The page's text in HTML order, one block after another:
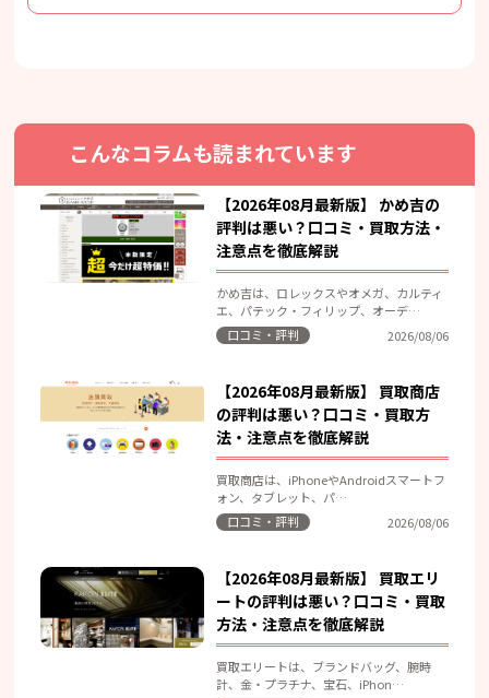
こんなコラムも読まれています
【2026年08月最新版】 かめ吉の
評判は悪い？口コミ・買取方法・
注意点を徹底解説
かめ吉は、ロレックスやオメガ、カルティ
エ、パテック・フィリップ、オーデ…
2026/08/06
口コミ・評判
【2026年08月最新版】 買取商店
の評判は悪い？口コミ・買取方
法・注意点を徹底解説
買取商店は、iPhoneやAndroidスマートフ
ォン、タブレット、パ…
2026/08/06
口コミ・評判
【2026年08月最新版】 買取エリ
ートの評判は悪い？口コミ・買取
方法・注意点を徹底解説
買取エリートは、ブランドバッグ、腕時
計、金・プラチナ、宝石、iPhon…